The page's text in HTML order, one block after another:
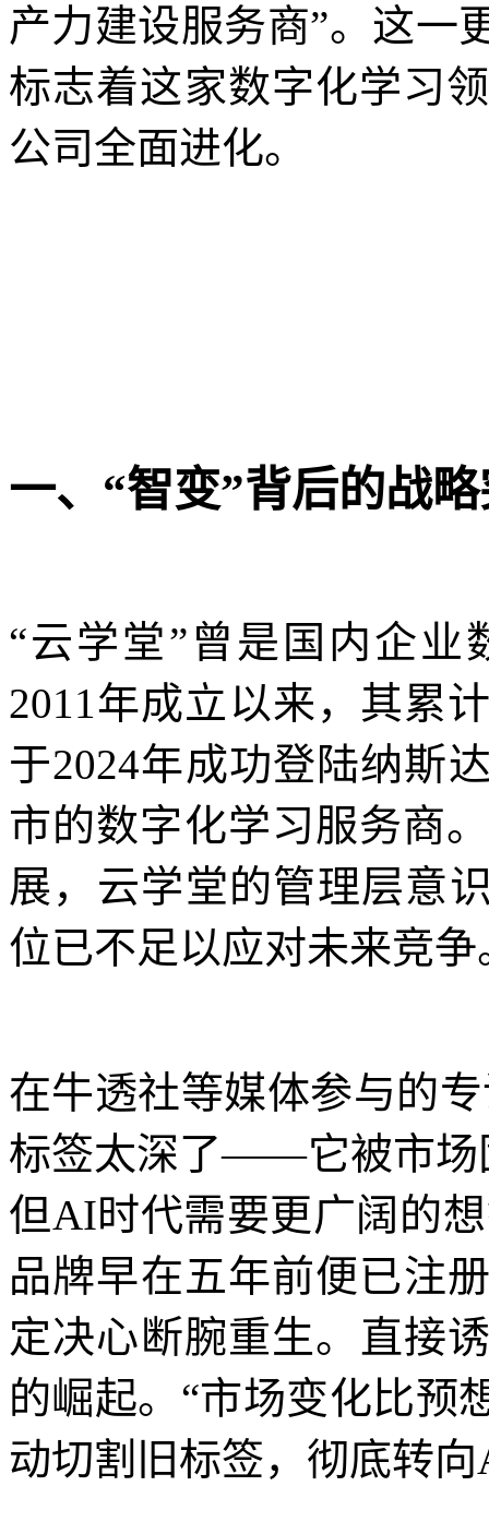
产力建设服务商”。这一
标志着这家数字化学习
公司全面进化。
一、“智变”背后的战
“云学堂”曾是国内企
2011年成立以来，其累
于2024年成功登陆纳斯
市的数字化学习服务商
展，云学堂的管理层意
位已不足以应对未来竞
在牛透社等媒体参与的
标签太深了——它被市场
但AI时代需要更广阔的
品牌早在五年前便已注
定决心断腕重生。直接
的崛起。“市场变化比预
动切割旧标签，彻底转